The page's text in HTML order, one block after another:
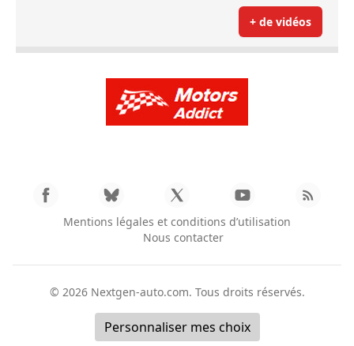
+ de vidéos
Mentions légales et conditions d’utilisation
Nous contacter
© 2026 Nextgen-auto.com. Tous droits réservés.
Personnaliser mes choix